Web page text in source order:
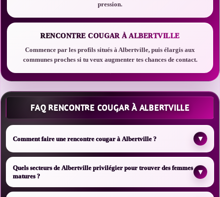
pression.
RENCONTRE COUGAR À ALBERTVILLE
Commence par les profils situés à Albertville, puis élargis aux
communes proches si tu veux augmenter tes chances de contact.
FAQ RENCONTRE COUGAR À ALBERTVILLE
Comment faire une rencontre cougar à Albertville ? ▾
Quels secteurs de Albertville privilégier pour trouver des femmes
matures ?
▾